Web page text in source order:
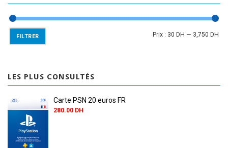
FILTRER Prix : 30 DH — 3,750 DH
LES PLUS CONSULTÉS
Carte PSN 20 euros FR
280.00 DH